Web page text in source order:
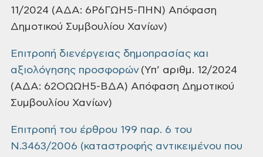
11/2024 (ΑΔΑ: 6Ρ6ΓΩΗ5-ΠΗΝ) Απόφαση
Δημοτικού Συμβουλίου Χανίων)
Επιτροπή διενέργειας δημοπρασίας και
αξιολόγησης προσφορών (Υπ’ αριθμ. 12/2024
(ΑΔΑ: 62ΟΩΩΗ5-ΒΔΑ) Απόφαση Δημοτικού
Συμβουλίου Χανίων)
Επιτροπή του έρθρου 199 παρ. 6 του
Ν.3463/2006 (καταστροφής αντικειμένου που